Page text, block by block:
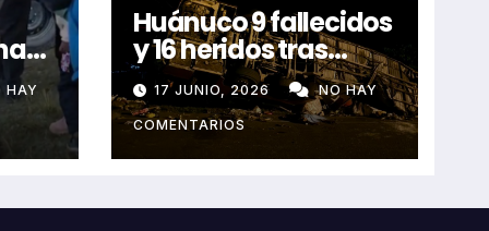
HAY
Huánuco 9 fallecidos
y 16 heridos tras
horroroso despiste
de bus Real Chancas
que impactó contra
vivienda
17 JUNIO, 2026 NO HAY
COMENTARIOS